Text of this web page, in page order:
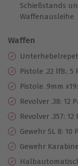
Schießstands
Waffenausleihe
Waffen
Pistole .22 lfB.:
Pistole .9mm
Revolver .38: 12
Revolver .357:
Gewehr SL 8: 10
Gewehr